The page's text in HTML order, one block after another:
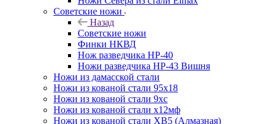
Советские ножи
Назад
Советские ножи
Финки НКВД
Нож разведчика НР-40
Ножи разведчика НР-43 Вишня
Ножи из дамасской стали
Ножи из кованой стали 95х18
Ножи из кованой стали 9хс
Ножи из кованой стали х12мф
Ножи из кованой стали ХВ5 (Алмазная)